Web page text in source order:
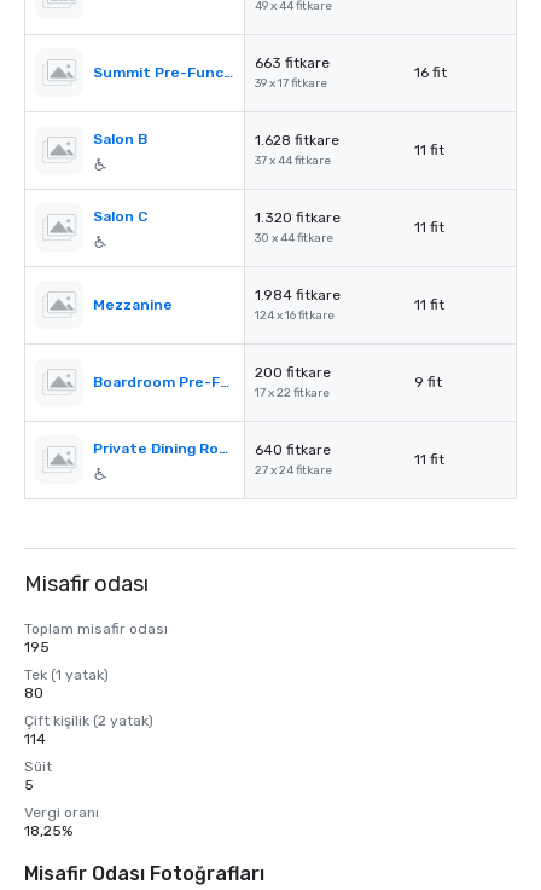
49 x 44 fitkare
Summit Pre-Function
663 fitkare
39 x 17 fitkare
16 fit
Salon B 1.628 fitkare
37 x 44 fitkare
11 fit
Salon C 1.320 fitkare
30 x 44 fitkare
11 fit
Mezzanine
1.984 fitkare
124 x 16 fitkare
11 fit
Boardroom Pre-Function
200 fitkare
17 x 22 fitkare
9 fit
Private Dining Room 640 fitkare
27 x 24 fitkare
11 fit
Misafir odası
Toplam misafir odası
195
Tek (1 yatak)
80
Çift kişilik (2 yatak)
114
Süit
5
Vergi oranı
18,25%
Misafir Odası Fotoğrafları